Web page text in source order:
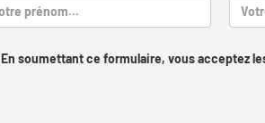
En soumettant ce formulaire, vous acceptez